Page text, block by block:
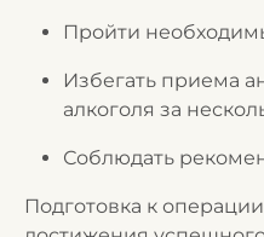
Пройти
Избегать приема
алкоголя за
Соблюдать
Подготовка к